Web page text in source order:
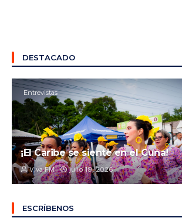
DESTACADO
Entrevistas
¡El Caribe se siente en el Cuna!
Viva FM julio 19, 2026
ESCRÍBENOS